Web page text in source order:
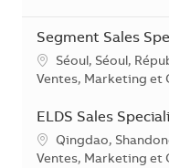
Segment Sales
Emplacement
Séoul, Séoul,
Catégorie
Ventes, Marketing et
ELDS Sales
Emplacement
Qingdao,
Catégorie
Ventes, Marketing et